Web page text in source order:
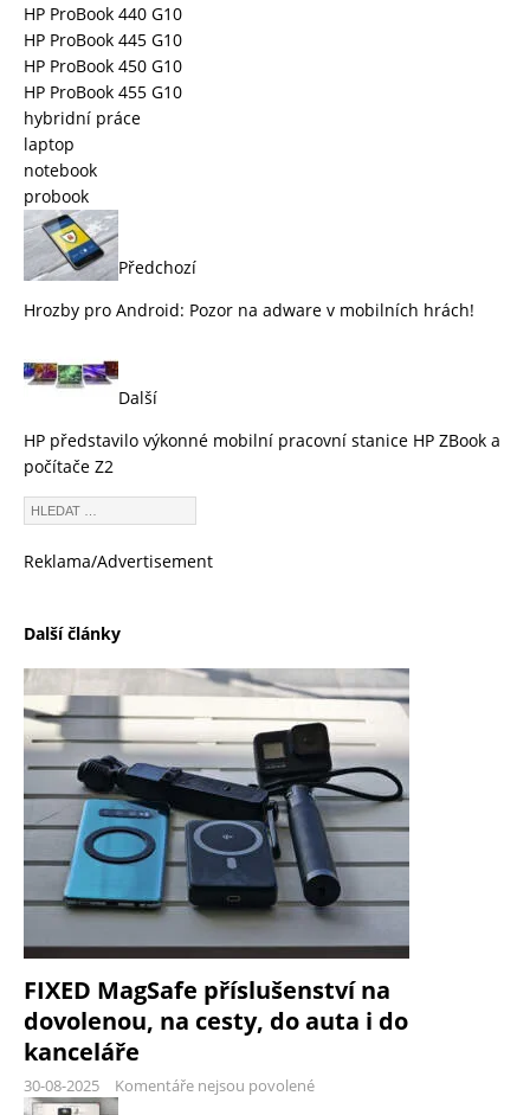
HP ProBook 440 G10
HP ProBook 445 G10
HP ProBook 450 G10
HP ProBook 455 G10
hybridní práce
laptop
notebook
probook
Předchozí
Hrozby pro Android: Pozor na adware v mobilních hrách!
Další
HP představilo výkonné mobilní pracovní stanice HP ZBook a
počítače Z2
Reklama/Advertisement
Další články
FIXED MagSafe příslušenství na
dovolenou, na cesty, do auta i do
kanceláře
30-08-2025 Komentáře nejsou povolené